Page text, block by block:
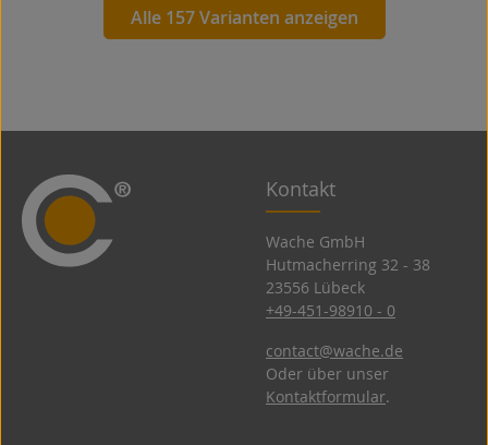
Alle 157 Varianten anzeigen
Kontakt
Wache GmbH
Hutmacherring 32 ­- 38
23556 Lübeck
+49-451-98910 - 0
contact@wache.de
Oder über unser
Kontaktformular.